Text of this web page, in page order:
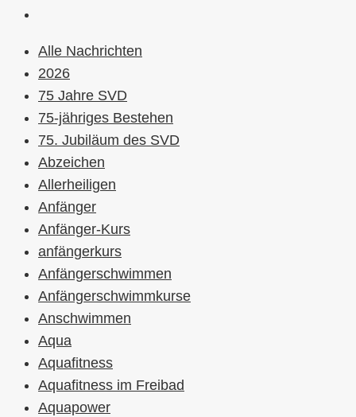
Alle Nachrichten
2026
75 Jahre SVD
75-jähriges Bestehen
75. Jubiläum des SVD
Abzeichen
Allerheiligen
Anfänger
Anfänger-Kurs
anfängerkurs
Anfängerschwimmen
Anfängerschwimmkurse
Anschwimmen
Aqua
Aquafitness
Aquafitness im Freibad
Aquapower